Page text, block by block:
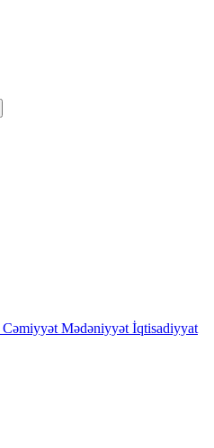
Cəmiyyət Mədəniyyət İqtisadiyyat